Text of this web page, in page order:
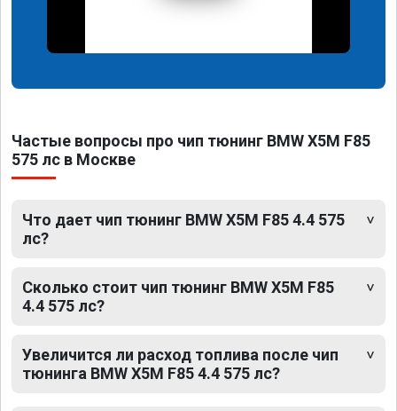
Частые вопросы про чип тюнинг BMW X5M F85
575 лс в Москве
Что дает чип тюнинг BMW X5M F85 4.4 575
лс?
Сколько стоит чип тюнинг BMW X5M F85
4.4 575 лс?
Увеличится ли расход топлива после чип
тюнинга BMW X5M F85 4.4 575 лс?